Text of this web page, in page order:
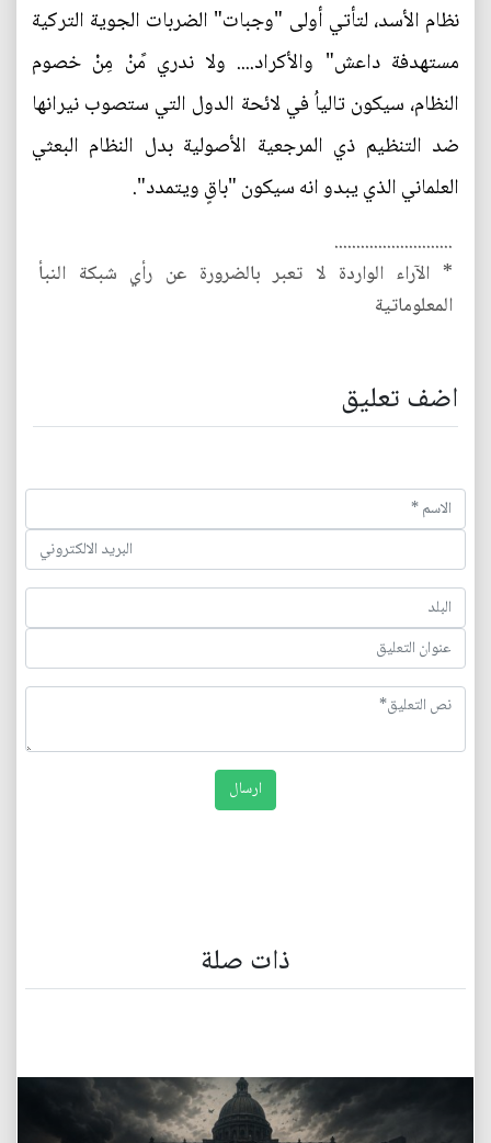
نظام الأسد، لتأتي أولى "وجبات" الضربات الجوية التركية
مستهدفة داعش" والأكراد.... ولا ندري مًنْ مِنْ خصوم
النظام، سيكون تالياُ في لائحة الدول التي ستصوب نيرانها
ضد التنظيم ذي المرجعية الأصولية بدل النظام البعثي
العلماني الذي يبدو انه سيكون "باقٍ ويتمدد".
...........................
* الآراء الواردة لا تعبر بالضرورة عن رأي شبكة النبأ
المعلوماتية
اضف تعليق
ذات صلة